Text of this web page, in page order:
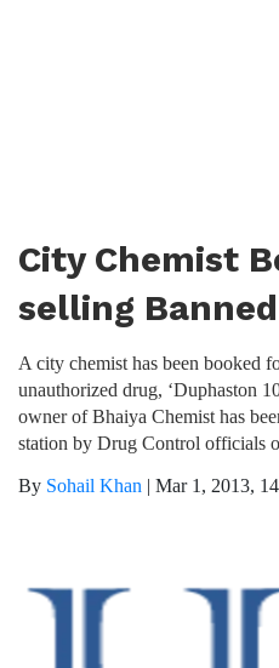
City Chemist
selling
A city chemist has been booked
unauthorized drug, ‘Duphaston
owner of Bhaiya Chemist has
station by Drug Control officials
By Sohail Khan | Mar 1, 2013,